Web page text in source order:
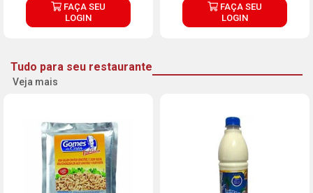
FAÇA SEU
LOGIN
FAÇA SEU
LOGIN
Tudo para seu restaurante
Veja mais